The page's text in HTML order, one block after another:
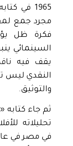
مجرد جمع
فكرة ظل
السينمائي
يقف فيه
النقدي ليس
والتوثيق.
ثم جاء كتابه
تحليلاته